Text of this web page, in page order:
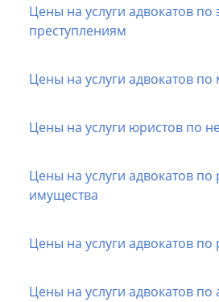
Цены на услуги адвокатов
преступлениям
Цены на услуги адвокатов
Цены на услуги юристов по
Цены на услуги адвокатов по
имущества
Цены на услуги адвокатов по
Цены на услуги адвокатов